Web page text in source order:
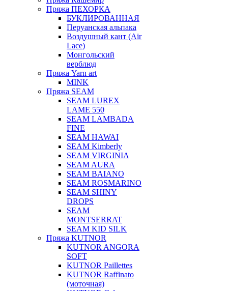
Пряжа ПЕХОРКА
БУКЛИРОВАННАЯ
Перуанская альпака
Воздушный кант (Air
Lace)
Монгольский
верблюд
Пряжа Yarn art
MINK
Пряжа SEAM
SEAM LUREX
LAME 550
SEAM LAMBADA
FINE
SEAM HAWAI
SEAM Kimberly
SEAM VIRGINIA
SEAM AURA
SEAM BAIANO
SEAM ROSMARINO
SEAM SHINY
DROPS
SEAM
MONTSERRAT
SEAM KID SILK
Пряжа KUTNOR
KUTNOR ANGORA
SOFT
KUTNOR Paillettes
KUTNOR Raffinato
(моточная)